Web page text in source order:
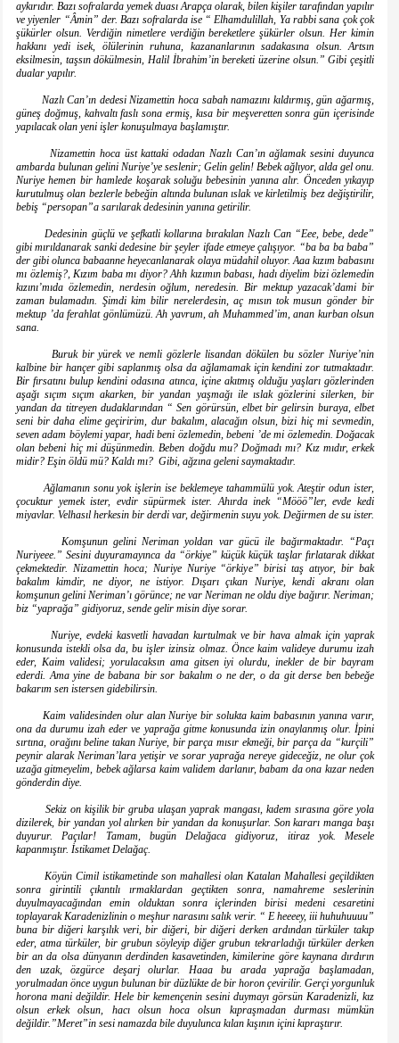
aykırıdır. Bazı sofralarda yemek duası Arapça olarak, bilen kişiler tarafından yapılır
ve yiyenler “Âmin” der. Bazı sofralarda ise “ Elhamdulillah, Ya rabbi sana çok çok
şükürler olsun. Verdiğin nimetlere verdiğin bereketlere şükürler olsun. Her kimin
hakkını yedi isek, ölülerinin ruhuna, kazananlarının sadakasına olsun. Artsın
eksilmesin, taşsın dökülmesin, Halil İbrahim’in bereketi üzerine olsun.” Gibi çeşitli
dualar yapılır.
Nazlı Can’ın dedesi Nizamettin hoca sabah namazını kıldırmış, gün ağarmış,
güneş doğmuş, kahvaltı faslı sona ermiş, kısa bir meşveretten sonra gün içerisinde
yapılacak olan yeni işler konuşulmaya başlamıştır.
Nizamettin hoca üst kattaki odadan Nazlı Can’ın ağlamak sesini duyunca
ambarda bulunan gelini Nuriye’ye seslenir; Gelin gelin! Bebek ağlıyor, alda gel onu.
Nuriye hemen bir hamlede koşarak soluğu bebesinin yanına alır. Önceden yıkayıp
kurutulmuş olan bezlerle bebeğin altında bulunan ıslak ve kirletilmiş bez değiştirilir,
bebiş “persopan”a sarılarak dedesinin yanına getirilir.
Dedesinin güçlü ve şefkatli kollarına bırakılan Nazlı Can “Eee, bebe, dede”
gibi mırıldanarak sanki dedesine bir şeyler ifade etmeye çalışıyor. “ba ba ba baba”
der gibi olunca babaanne heyecanlanarak olaya müdahil oluyor. Aaa kızım babasını
mı özlemiş?, Kızım baba mı diyor? Ahh kızımın babası, hadı diyelim bizi özlemedin
kızını’mıda özlemedin, nerdesin oğlum, neredesin. Bir mektup yazacak’dami bir
zaman bulamadın. Şimdi kim bilir nerelerdesin, aç mısın tok musun gönder bir
mektup ’da ferahlat gönlümüzü. Ah yavrum, ah Muhammed’im, anan kurban olsun
sana.
Buruk bir yürek ve nemli gözlerle lisandan dökülen bu sözler Nuriye’nin
kalbine bir hançer gibi saplanmış olsa da ağlamamak için kendini zor tutmaktadır.
Bir fırsatını bulup kendini odasına atınca, içine akıtmış olduğu yaşları gözlerinden
aşağı sıçım sıçım akarken, bir yandan yaşmağı ile ıslak gözlerini silerken, bir
yandan da titreyen dudaklarından “ Sen görürsün, elbet bir gelirsin buraya, elbet
seni bir daha elime geçiririm, dur bakalım, alacağın olsun, bizi hiç mi sevmedin,
seven adam böylemi yapar, hadi beni özlemedin, bebeni ’de mi özlemedin. Doğacak
olan bebeni hiç mi düşünmedin. Beben doğdu mu? Doğmadı mı? Kız mıdır, erkek
midir? Eşin öldü mü? Kaldı mı? Gibi, ağzına geleni saymaktadır.
Ağlamanın sonu yok işlerin ise beklemeye tahammülü yok. Ateştir odun ister,
çocuktur yemek ister, evdir süpürmek ister. Ahırda inek “Mööö”ler, evde kedi
miyavlar. Velhasıl herkesin bir derdi var, değirmenin suyu yok. Değirmen de su ister.
Komşunun gelini Neriman yoldan var gücü ile bağırmaktadır. “Paçı
Nuriyeee.” Sesini duyuramayınca da “örkiye” küçük küçük taşlar fırlatarak dikkat
çekmektedir. Nizamettin hoca; Nuriye Nuriye “örkiye” birisi taş atıyor, bir bak
bakalım kimdir, ne diyor, ne istiyor. Dışarı çıkan Nuriye, kendi akranı olan
komşunun gelini Neriman’ı görünce; ne var Neriman ne oldu diye bağırır. Neriman;
biz “yaprağa” gidiyoruz, sende gelir misin diye sorar.
Nuriye, evdeki kasvetli havadan kurtulmak ve bir hava almak için yaprak
konusunda istekli olsa da, bu işler izinsiz olmaz. Önce kaim valideye durumu izah
eder, Kaim validesi; yorulacaksın ama gitsen iyi olurdu, inekler de bir bayram
ederdi. Ama yine de babana bir sor bakalım o ne der, o da git derse ben bebeğe
bakarım sen istersen gidebilirsin.
Kaim validesinden olur alan Nuriye bir solukta kaim babasının yanına varır,
ona da durumu izah eder ve yaprağa gitme konusunda izin onaylanmış olur. İpini
sırtına, orağını beline takan Nuriye, bir parça mısır ekmeği, bir parça da “kurçili”
peynir alarak Neriman’lara yetişir ve sorar yaprağa nereye gideceğiz, ne olur çok
uzağa gitmeyelim, bebek ağlarsa kaim validem darlanır, babam da ona kızar neden
gönderdin diye.
Sekiz on kişilik bir gruba ulaşan yaprak mangası, kıdem sırasına göre yola
dizilerek, bir yandan yol alırken bir yandan da konuşurlar. Son kararı manga başı
duyurur. Paçılar! Tamam, bugün Delağaca gidiyoruz, itiraz yok. Mesele
kapanmıştır. İstikamet Delağaç.
Köyün Cimil istikametinde son mahallesi olan Katalan Mahallesi geçildikten
sonra girintili çıkıntılı ırmaklardan geçtikten sonra, namahreme seslerinin
duyulmayacağından emin olduktan sonra içlerinden birisi medeni cesaretini
toplayarak Karadenizlinin o meşhur narasını salık verir. “ E heeeey, iii huhuhuuuu”
buna bir diğeri karşılık veri, bir diğeri, bir diğeri derken ardından türküler takıp
eder, atma türküler, bir grubun söyleyip diğer grubun tekrarladığı türküler derken
bir an da olsa dünyanın derdinden kasavetinden, kimilerine göre kaynana dırdırın
den uzak, özgürce deşarj olurlar. Haaa bu arada yaprağa başlamadan,
yorulmadan önce uygun bulunan bir düzlükte de bir horon çevirilir. Gerçi yorgunluk
horona mani değildir. Hele bir kemençenin sesini duymayı görsün Karadenizli, kız
olsun erkek olsun, hacı olsun hoca olsun kıpraşmadan durması mümkün
değildir.”Meret”in sesi namazda bile duyulunca kılan kışının içini kıpraştırır.